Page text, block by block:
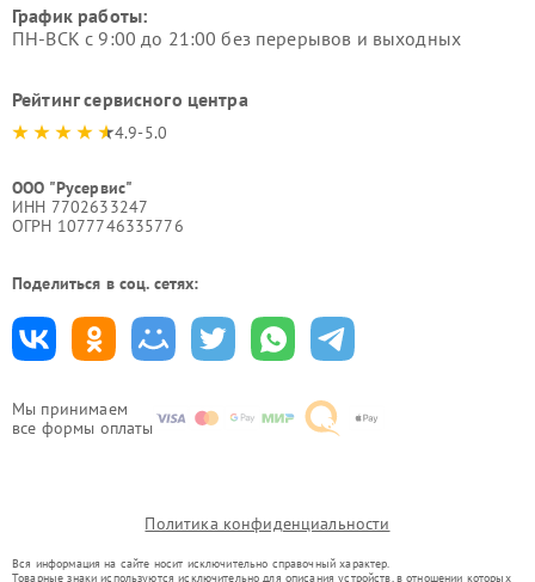
Мы принимаем
все формы оплаты
График работы:
ПН-ВСК с 9:00 до 21:00 без перерывов и выходных
Рейтинг сервисного центра
4.9-5.0
ООО "Русервис"
ИНН 7702633247
ОГРН 1077746335776
Поделиться в соц. сетях:
Политика конфиденциальности
Вся информация на сайте носит исключительно справочный характер.
Товарные знаки используются исключительно для описания устройств, в отношении которых